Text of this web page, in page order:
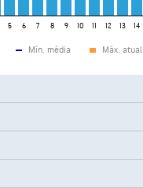
5 6 7 8 9 10 11 12 13 14
Mín. média Máx. atual